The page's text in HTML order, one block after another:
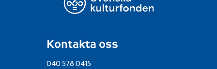
Kontakta oss
040 578 0415